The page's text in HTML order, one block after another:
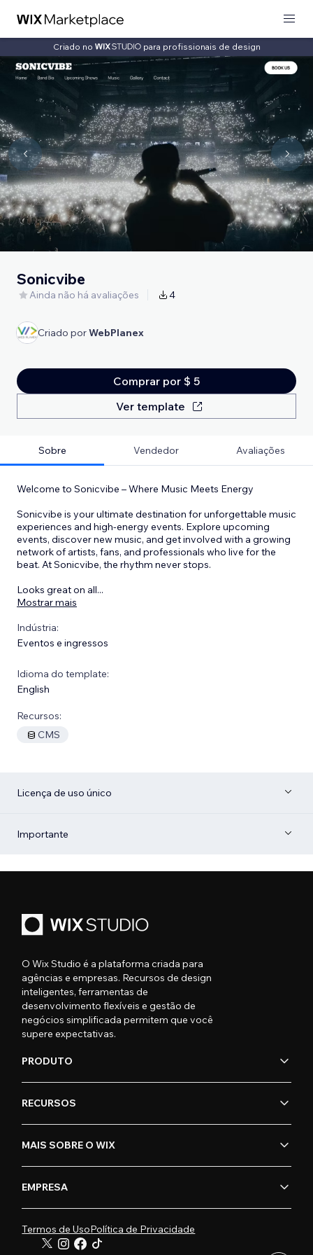
Criado no para profissionais de design
Sonicvibe
Ainda não há avaliações 4
Criado porWebPlanex
Comprar por $ 5
Ver template
Sobre Vendedor Avaliações
Welcome to Sonicvibe – Where Music Meets Energy
Sonicvibe is your ultimate destination for unforgettable music
experiences and high-energy events. Explore upcoming
events, discover new music, and get involved with a growing
network of artists, fans, and professionals who live for the
beat. At Sonicvibe, the rhythm never stops.
Looks great on all...
Mostrar mais
Indústria:
Eventos e ingressos
Idioma do template:
English
Recursos:
CMS
Licença de uso único
Importante
O Wix Studio é a plataforma criada para
agências e empresas. Recursos de design
inteligentes, ferramentas de
desenvolvimento flexíveis e gestão de
negócios simplificada permitem que você
supere expectativas.
PRODUTO
RECURSOS
MAIS SOBRE O WIX
EMPRESA
Termos de UsoPolítica de Privacidade